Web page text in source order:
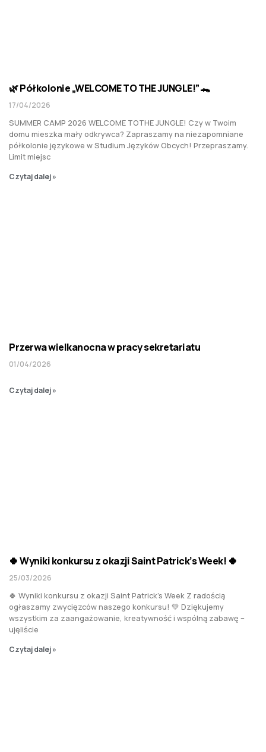
🌿 Półkolonie „WELCOME TO THE JUNGLE!” 🐊
17/04/2026
SUMMER CAMP 2026 WELCOME TOTHE JUNGLE! Czy w Twoim
domu mieszka mały odkrywca? Zapraszamy na niezapomniane
półkolonie językowe w Studium Języków Obcych! Przepraszamy.
Limit miejsc
Czytaj dalej »
Przerwa wielkanocna w pracy sekretariatu
01/04/2026
Czytaj dalej »
🍀 Wyniki konkursu z okazji Saint Patrick’s Week! 🍀
25/03/2026
🍀 Wyniki konkursu z okazji Saint Patrick’s Week Z radością
ogłaszamy zwycięzców naszego konkursu! 💚 Dziękujemy
wszystkim za zaangażowanie, kreatywność i wspólną zabawę –
ujęliście
Czytaj dalej »